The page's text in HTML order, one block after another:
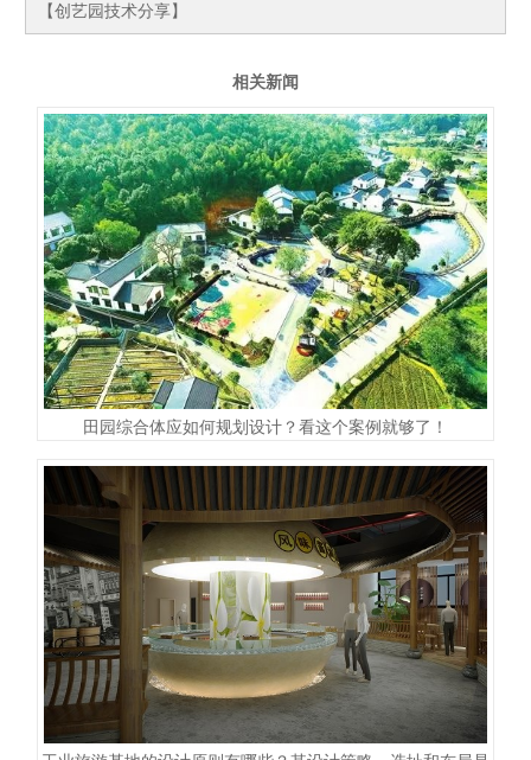
【创艺园技术分享】
相关新闻
田园综合体应如何规划设计？看这个案例就够了！